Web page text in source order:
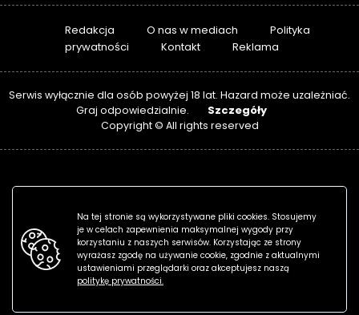
Redakcja O nas w mediach
Polityka
prywatności
Kontakt Reklama
Serwis wyłącznie dla osób powyżej 18 lat. Hazard może uzależniać.
Graj odpowiedzialnie.
Szczegóły
Copyright © All rights reserved
Na tej stronie są wykorzystywane pliki cookies. Stosujemy
je w celach zapewnienia maksymalnej wygody przy
korzystaniu z naszych serwisów. Korzystając ze strony
wyrażasz zgodę na używanie cookie, zgodnie z aktualnymi
ustawieniami przeglądarki oraz akceptujesz naszą
politykę prywatności.